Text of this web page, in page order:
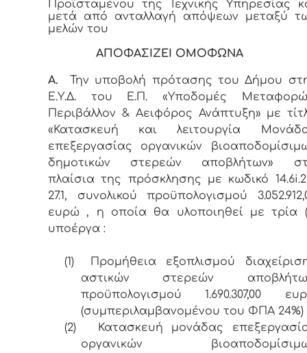
Προϊσταμένου της Τεχνικής Υπηρεσίας
μετά από ανταλλαγή απόψεων μεταξύ
μελών του
ΑΠΟΦΑΣΙΖΕΙ ΟΜΟΦΩΝΑ
Α.
Την υποβολή πρότασης του Δήμου
Ε.Υ.Δ. του Ε.Π. «Υποδομές
Περιβάλλον & Αειφόρος Ανάπτυξη» με
«Κατασκευή και λειτουργία
επεξεργασίας οργανικών
δημοτικών στερεών αποβλήτων»
πλαίσια της πρόσκλησης με κωδικό
27.1, συνολικού προϋπολογισμού
ευρώ , η οποία θα υλοποιηθεί με τρία
υποέργα :
(1)
Προμήθεια εξοπλισμού
αστικών στερεών
προϋπολογισμού 1.690.307,00
(συμπεριλαμβανομένου του ΦΠΑ 24%)
(2)
Κατασκευή μονάδας
οργανικών